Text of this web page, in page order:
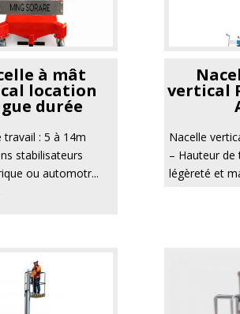
à mât
location
durée
travail : 5 à 14m
stabilisateurs
ou automotr...
vertical
Nacelle
– Hauteur de
légèreté et